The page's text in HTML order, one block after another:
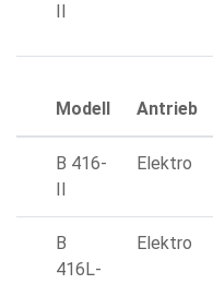
II
Modell Antrieb
B 416-
II
Elektro
B
416L-
Elektro